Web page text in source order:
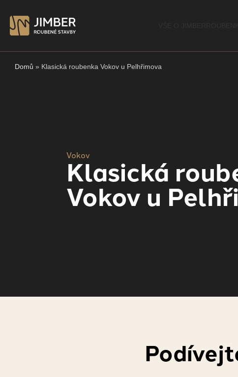
Domů » Klasická roubenka Vokov u Pelhřimova
Vokov
Klasická
Vokov u